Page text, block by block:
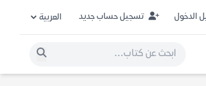
الدخول تسجيل حساب جديد